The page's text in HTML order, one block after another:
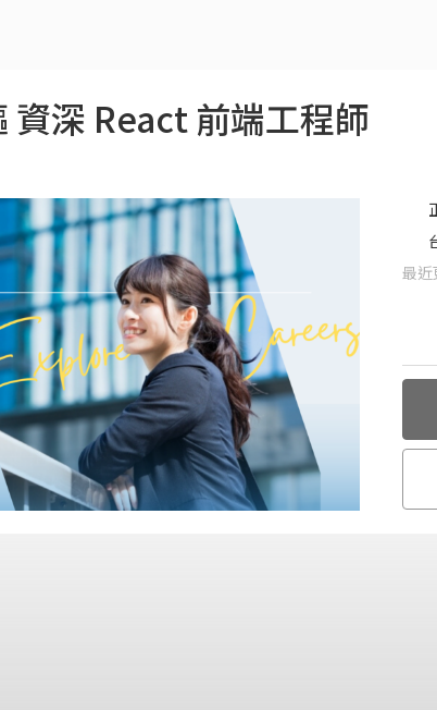
深 React 前端工程師
最